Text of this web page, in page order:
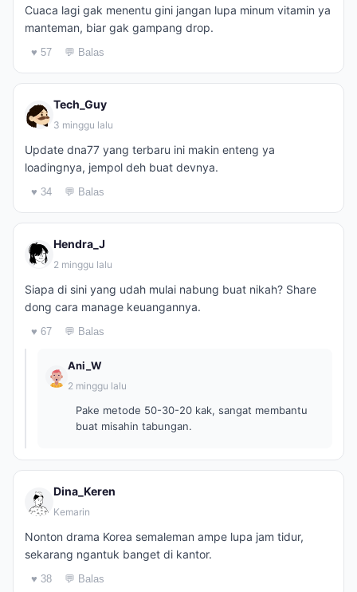
Cuaca lagi gak menentu gini jangan lupa minum vitamin ya
manteman, biar gak gampang drop.
♥ 57 💬 Balas
Tech_Guy
3 minggu lalu
Update dna77 yang terbaru ini makin enteng ya
loadingnya, jempol deh buat devnya.
♥ 34 💬 Balas
Hendra_J
2 minggu lalu
Siapa di sini yang udah mulai nabung buat nikah? Share
dong cara manage keuangannya.
♥ 67 💬 Balas
Ani_W
2 minggu lalu
Pake metode 50-30-20 kak, sangat membantu
buat misahin tabungan.
Dina_Keren
Kemarin
Nonton drama Korea semaleman ampe lupa jam tidur,
sekarang ngantuk banget di kantor.
♥ 38 💬 Balas